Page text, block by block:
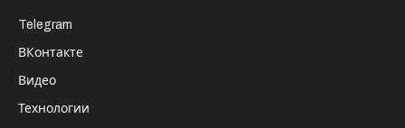
Telegram
ВКонтакте
Видео
Технологии